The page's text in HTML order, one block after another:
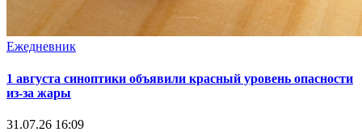
Ежедневник
1 августа синоптики объявили красный уровень опасности
из-за жары
31.07.26 16:09